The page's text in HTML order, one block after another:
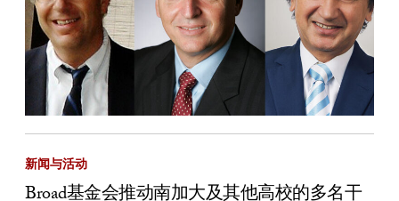
新闻与活动